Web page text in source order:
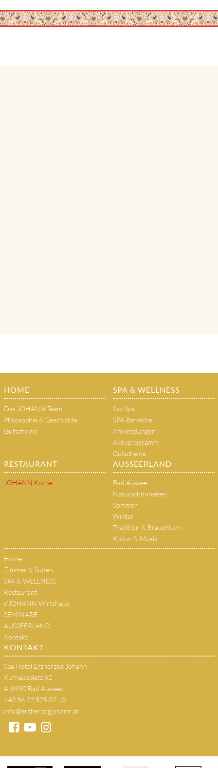
HOME
Das JOHANN Team
Philosophie & Geschichte
Gutscheine
SPA & WELLNESS
Sky Spa
SPA-Bereiche
Anwendungen
Aktivprogramm
Gutscheine
RESTAURANT
JOHANN Küche
AUSSEERLAND
Bad Aussee
Naturschönheiten
Sommer
Winter
Tradition & Brauchtum
Kultur & Musik
Home
Zimmer & Suiten
SPA & WELLNESS
Restaurant
s'JOHANN Wirtshaus
SEMINARE
AUSSEERLAND
Kontakt
KONTAKT
Spa Hotel Erzherzog Johann
Kurhausplatz 62
A-8990 Bad Aussee
+43 36 22 525 07 - 0
info@erzherzogjohann.at